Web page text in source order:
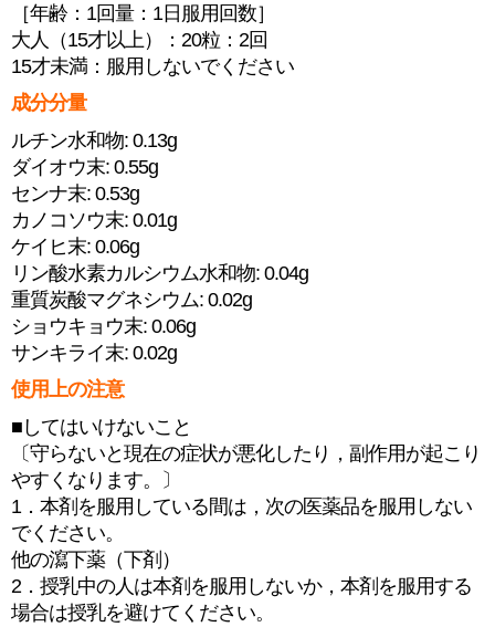
［年齢：1回量：1日服用回数］
大人（15才以上）：20粒：2回
15才未満：服用しないでください
成分分量
ルチン水和物: 0.13g
ダイオウ末: 0.55g
センナ末: 0.53g
カノコソウ末: 0.01g
ケイヒ末: 0.06g
リン酸水素カルシウム水和物: 0.04g
重質炭酸マグネシウム: 0.02g
ショウキョウ末: 0.06g
サンキライ末: 0.02g
使用上の注意
■してはいけないこと
〔守らないと現在の症状が悪化したり，副作用が起こり
やすくなります。〕
1．本剤を服用している間は，次の医薬品を服用しない
でください。
他の瀉下薬（下剤）
2．授乳中の人は本剤を服用しないか，本剤を服用する
場合は授乳を避けてください。